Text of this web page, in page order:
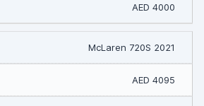
AED 4000
McLaren 720S 2021
AED 4095